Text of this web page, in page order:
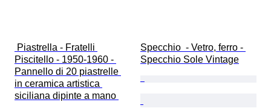
Piscitello - 1950-1960 -
Pannello di 20 piastrelle
in ceramica artistica
siciliana dipinte a mano
Specchio  - Vetro, ferro -
Specchio Sole Vintage